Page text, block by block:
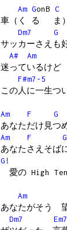
Am GonB C
車（く る
Dm7
G
サッカーさえも
A#
Am
迷っているけど
F#m7-5
この人に一生つ
Am F G
あなただけ見
Am
F G
あなたさえそば
G
愛の High
Am
あなたがそう
Dm7
Em7